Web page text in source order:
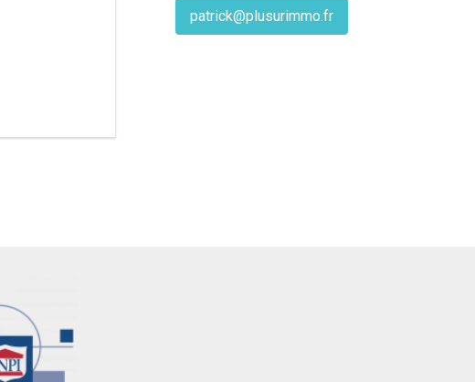
patrick@plusurimmo.fr